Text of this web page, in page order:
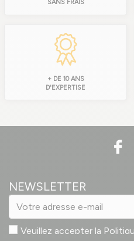
SANS FRAIS
+ DE 10 ANS
D'EXPERTISE
NEWSLETTER
Veuillez accepter la